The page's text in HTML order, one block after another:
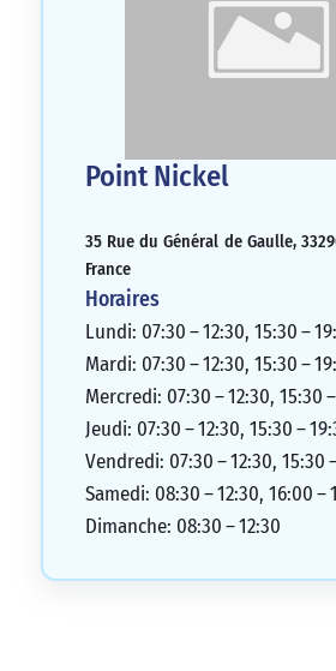
Point Nickel
35 Rue du Général de Gaulle,
France
Horaires
Lundi: 07:30 – 12:30, 15:30 –
Mardi: 07:30 – 12:30, 15:30 –
Mercredi: 07:30 – 12:30, 15:30
Jeudi: 07:30 – 12:30, 15:30 –
Vendredi: 07:30 – 12:30, 15:30
Samedi: 08:30 – 12:30, 16:00 –
Dimanche: 08:30 – 12:30